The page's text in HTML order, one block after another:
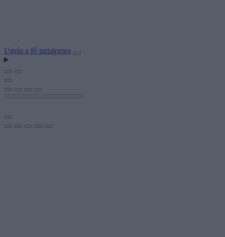
Ugrás a fő tartalomra